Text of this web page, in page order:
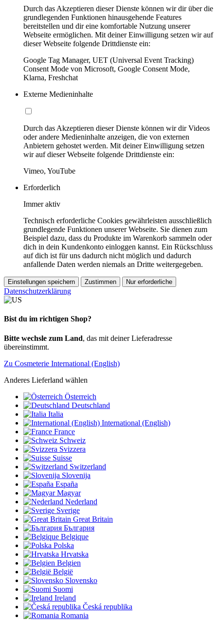
Durch das Akzeptieren dieser Dienste können wir dir über die
grundlegenden Funktionen hinausgehende Features
bereitstellen und dir eine komfortable Nutzung unserer
Webseite ermöglichen. Mit deiner Einwilligung setzen wir auf
dieser Webseite folgende Drittdienste ein:
Google Tag Manager, UET (Universal Event Tracking)
Consent Mode von Microsoft, Google Consent Mode,
Klarna, Freshchat
Externe Medieninhalte
Durch das Akzeptieren dieser Dienste können wir dir Videos
oder andere Medieninhalte anzeigen, die von externen
Anbietern gehostet werden. Mit deiner Einwilligung setzen
wir auf dieser Webseite folgende Drittdienste ein:
Vimeo, YouTube
Erforderlich
Immer aktiv
Technisch erforderliche Cookies gewährleisten ausschließlich
grundlegende Funktionen unserer Webseite. Sie dienen zum
Beispiel dazu, dass du Produkte im Warenkorb sammeln oder
dich in dein Kundenkonto einloggen kannst. Ein Rückschluss
auf dich ist für uns dadurch nicht möglich und dadurch
anfallende Daten werden niemals an Dritte weitergegeben.
Einstellungen speichern Zustimmen Nur erforderliche
Datenschutzerklärung
Bist du im richtigen Shop?
Bitte wechsle zum Land, das mit deiner Lieferadresse
übereinstimmt.
Zu Cosmeterie International (English)
Anderes Lieferland wählen
Österreich
Deutschland
Italia
International (English)
France
Schweiz
Svizzera
Suisse
Switzerland
Slovenija
España
Magyar
Nederland
Sverige
Great Britain
България
Belgique
Polska
Hrvatska
Belgien
België
Slovensko
Suomi
Ireland
Česká republika
Romania